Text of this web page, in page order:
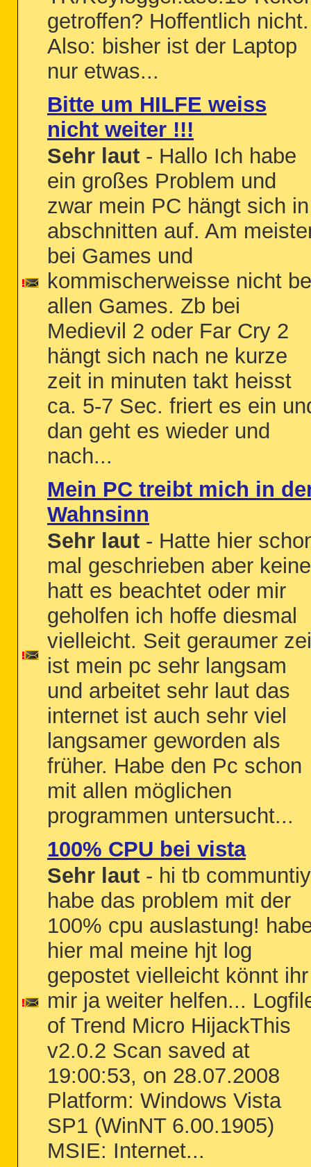
getroffen? Hoffentlich nicht.
Also: bisher ist der Laptop
nur etwas...
Bitte um HILFE weiss
nicht weiter !!!
Sehr laut - Hallo Ich habe
ein großes Problem und
zwar mein PC hängt sich in
abschnitten auf. Am
bei Games und
kommischerweisse nicht
allen Games. Zb bei
Medievil 2 oder Far Cry 2
hängt sich nach ne kurze
zeit in minuten takt heisst
ca. 5-7 Sec. friert es ein
dan geht es wieder und
nach...
Mein PC treibt mich in
Wahnsinn
Sehr laut - Hatte hier
mal geschrieben aber keine
hatt es beachtet oder mir
geholfen ich hoffe diesmal
vielleicht. Seit geraumer
ist mein pc sehr langsam
und arbeitet sehr laut das
internet ist auch sehr viel
langsamer geworden als
früher. Habe den Pc schon
mit allen möglichen
programmen untersucht...
100% CPU bei vista
Sehr laut - hi tb
habe das problem mit der
100% cpu auslastung!
hier mal meine hjt log
gepostet vielleicht könnt ihr
mir ja weiter helfen...
of Trend Micro HijackThis
v2.0.2 Scan saved at
19:00:53, on 28.07.2008
Platform: Windows Vista
SP1 (WinNT 6.00.1905)
MSIE: Internet...